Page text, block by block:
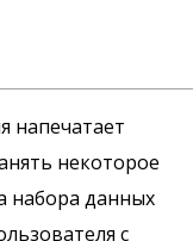
напечатает
некоторое
набора данных
с